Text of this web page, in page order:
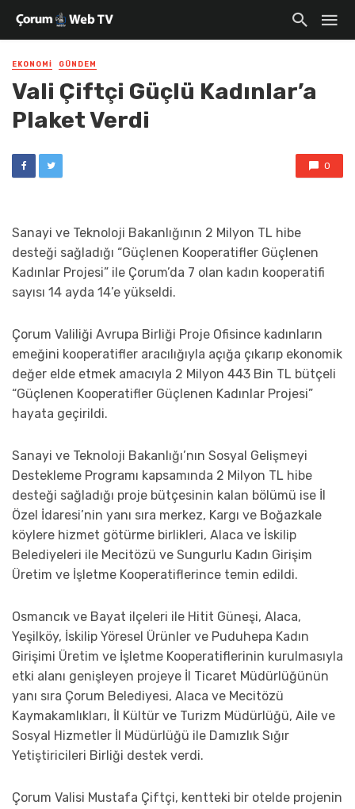
EKONOMI GÜNDEM
Vali Çiftçi Güçlü Kadınlar’a
Plaket Verdi
0
Sanayi ve Teknoloji Bakanlığının 2 Milyon TL hibe
desteği sağladığı “Güçlenen Kooperatifler Güçlenen
Kadınlar Projesi” ile Çorum’da 7 olan kadın kooperatifi
sayısı 14 ayda 14’e yükseldi.
Çorum Valiliği Avrupa Birliği Proje Ofisince kadınların
emeğini kooperatifler aracılığıyla açığa çıkarıp ekonomik
değer elde etmek amacıyla 2 Milyon 443 Bin TL bütçeli
“Güçlenen Kooperatifler Güçlenen Kadınlar Projesi”
hayata geçirildi.
Sanayi ve Teknoloji Bakanlığı’nın Sosyal Gelişmeyi
Destekleme Programı kapsamında 2 Milyon TL hibe
desteği sağladığı proje bütçesinin kalan bölümü ise İl
Özel İdaresi’nin yanı sıra merkez, Kargı ve Boğazkale
köylere hizmet götürme birlikleri, Alaca ve İskilip
Belediyeleri ile Mecitözü ve Sungurlu Kadın Girişim
Üretim ve İşletme Kooperatiflerince temin edildi.
Osmancık ve Bayat ilçeleri ile Hitit Güneşi, Alaca,
Yeşilköy, İskilip Yöresel Ürünler ve Puduhepa Kadın
Girişimi Üretim ve İşletme Kooperatiflerinin kurulmasıyla
etki alanı genişleyen projeye İl Ticaret Müdürlüğünün
yanı sıra Çorum Belediyesi, Alaca ve Mecitözü
Kaymakamlıkları, İl Kültür ve Turizm Müdürlüğü, Aile ve
Sosyal Hizmetler İl Müdürlüğü ile Damızlık Sığır
Yetiştiricileri Birliği destek verdi.
Çorum Valisi Mustafa Çiftçi, kentteki bir otelde projenin